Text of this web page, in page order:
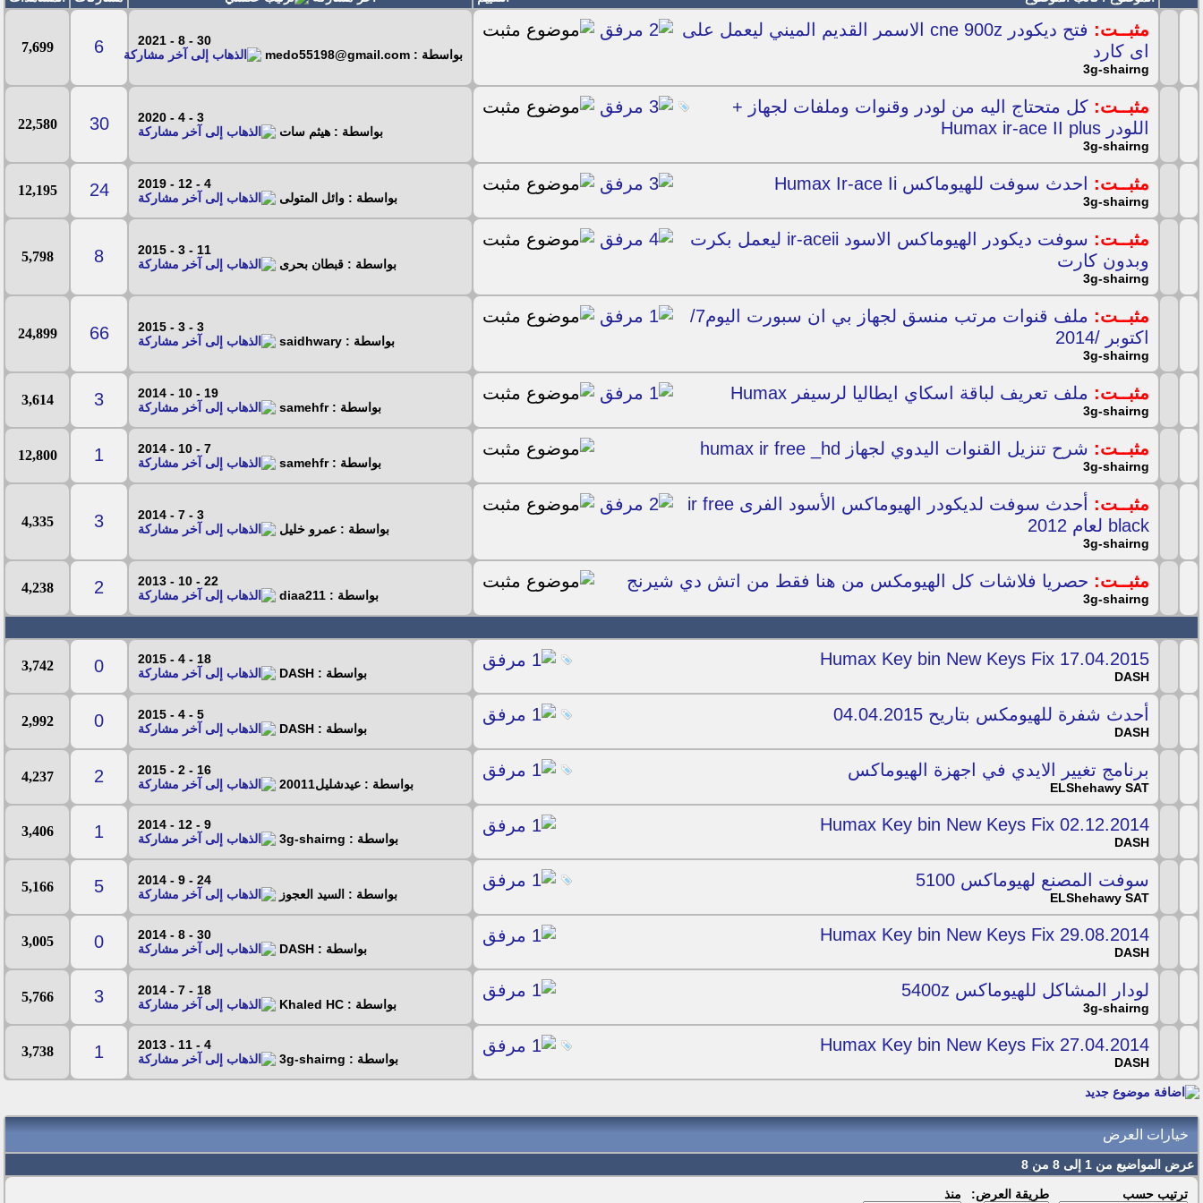
مثبــت:
فتح ديكودر cne 900z الاسمر القديم الميني ليعمل على
اى كارد
3g-shairng
30 - 8 - 2021
بواسطة : medo55198@gmail.com
6
7,699
مثبــت: كل متحتاج اليه من لودر وقنوات وملفات لجهاز +
اللودر Humax ir-ace II plus
3g-shairng
3 - 4 - 2020
بواسطة : هيثم سات
30
22,580
مثبــت: احدث سوفت للهيوماكس Humax Ir-ace Ii
3g-shairng
4 - 12 - 2019
بواسطة : وائل المتولى
24
12,195
مثبــت:
سوفت ديكودر الهيوماكس الاسود ir-aceii ليعمل بكرت
وبدون كارت
3g-shairng
11 - 3 - 2015
بواسطة : قبطان بحرى
8
5,798
مثبــت:
ملف قنوات مرتب منسق لجهاز بي ان سبورت اليوم7/
اكتوبر /2014
3g-shairng
3 - 3 - 2015
بواسطة : saidhwary
66
24,899
مثبــت: ملف تعريف لباقة اسكاي ايطاليا لرسيفر Humax
3g-shairng
19 - 10 - 2014
بواسطة : samehfr
3
3,614
مثبــت: شرح تنزيل القنوات اليدوي لجهاز humax ir free _hd
3g-shairng
7 - 10 - 2014
بواسطة : samehfr
1
12,800
مثبــت:
أحدث سوفت لديكودر الهيوماكس الأسود الفرى ir free
black لعام 2012
3g-shairng
3 - 7 - 2014
بواسطة : عمرو خليل
3
4,335
مثبــت: حصريا فلاشات كل الهيومكس من هنا فقط من اتش دي شيرنج
3g-shairng
22 - 10 - 2013
بواسطة : diaa211
2
4,238
Humax Key bin New Keys Fix 17.04.2015
DASH
18 - 4 - 2015
بواسطة : DASH
0
3,742
أحدث شفرة للهيومكس بتاريح 04.04.2015
DASH
5 - 4 - 2015
بواسطة : DASH
0
2,992
برنامج تغيير الايدي في اجهزة الهيوماكس
ELShehawy SAT
16 - 2 - 2015
بواسطة : عيدشليل20011
2
4,237
Humax Key bin New Keys Fix 02.12.2014
DASH
9 - 12 - 2014
بواسطة : 3g-shairng
1
3,406
سوفت المصنع لهيوماكس 5100
ELShehawy SAT
24 - 9 - 2014
بواسطة : السيد العجوز
5
5,166
Humax Key bin New Keys Fix 29.08.2014
DASH
30 - 8 - 2014
بواسطة : DASH
0
3,005
لودار المشاكل للهيوماكس 5400z
3g-shairng
18 - 7 - 2014
بواسطة : Khaled HC
3
5,766
Humax Key bin New Keys Fix 27.04.2014
DASH
4 - 11 - 2013
بواسطة : 3g-shairng
1
3,738
خيارات العرض
عرض المواضيع من 1 إلى 8 من 8
ترتيب حسب طريقة العرض: منذ